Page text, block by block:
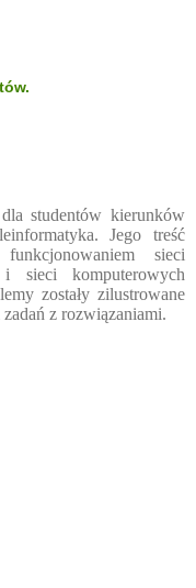
studentów kierunków
Jego treść
sieci
i sieci komputerowych
zostały zilustrowane
z rozwiązaniami.